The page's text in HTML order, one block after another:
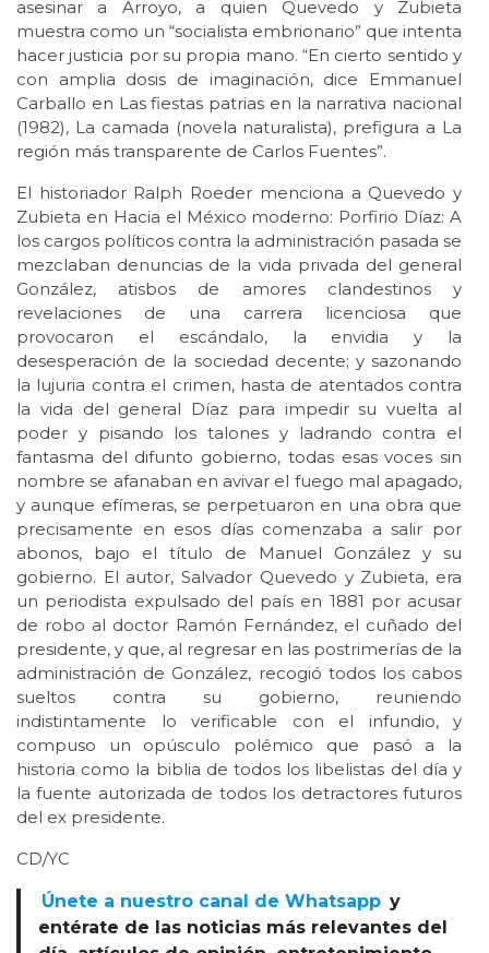
asesinar a Arroyo, a quien Quevedo y Zubieta
muestra como un “socialista embrionario” que intenta
hacer justicia por su propia mano. “En cierto sentido y
con amplia dosis de imaginación, dice Emmanuel
Carballo en Las fiestas patrias en la narrativa nacional
(1982), La camada (novela naturalista), prefigura a La
región más transparente de Carlos Fuentes”.
El historiador Ralph Roeder menciona a Quevedo y
Zubieta en Hacia el México moderno: Porfirio Díaz: A
los cargos políticos contra la administración pasada se
mezclaban denuncias de la vida privada del general
González, atisbos de amores clandestinos y
revelaciones de una carrera licenciosa que
provocaron el escándalo, la envidia y la
desesperación de la sociedad decente; y sazonando
la lujuria contra el crimen, hasta de atentados contra
la vida del general Díaz para impedir su vuelta al
poder y pisando los talones y ladrando contra el
fantasma del difunto gobierno, todas esas voces sin
nombre se afanaban en avivar el fuego mal apagado,
y aunque efímeras, se perpetuaron en una obra que
precisamente en esos días comenzaba a salir por
abonos, bajo el título de Manuel González y su
gobierno. El autor, Salvador Quevedo y Zubieta, era
un periodista expulsado del país en 1881 por acusar
de robo al doctor Ramón Fernández, el cuñado del
presidente, y que, al regresar en las postrimerías de la
administración de González, recogió todos los cabos
sueltos contra su gobierno, reuniendo
indistintamente lo verificable con el infundio, y
compuso un opúsculo polémico que pasó a la
historia como la biblia de todos los libelistas del día y
la fuente autorizada de todos los detractores futuros
del ex presidente.
CD/YC
Únete a nuestro canal de Whatsapp y
entérate de las noticias más relevantes del